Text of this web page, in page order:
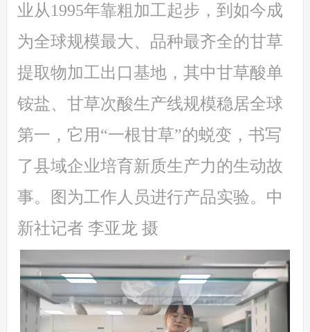
业从1995年靠粗加工起步，到如今成
为全球规模最大、品种最齐全的甘草
提取物加工出口基地，其中甘草酸单
铵盐、甘草次酸生产线规模稳居全球
第一，它用“一根甘草”的蜕变，书写
了县域企业培育新质生产力的生动故
事。图为工作人员进行产品实验。中
新社记者 李亚龙 摄